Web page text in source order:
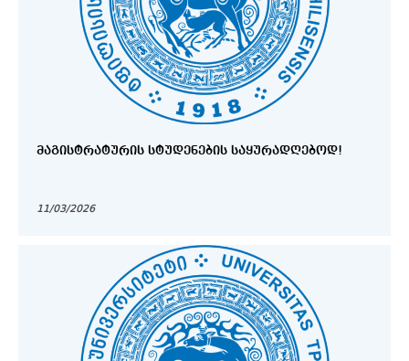
ᲛᲐᲒᲘᲡᲢᲠᲐᲢᲣᲠᲘᲡ ᲡᲢᲣᲓᲔᲜᲔᲑᲘᲡ ᲡᲐᲧᲣᲠᲐᲓᲦᲔᲑᲝᲓ!
11/03/2026